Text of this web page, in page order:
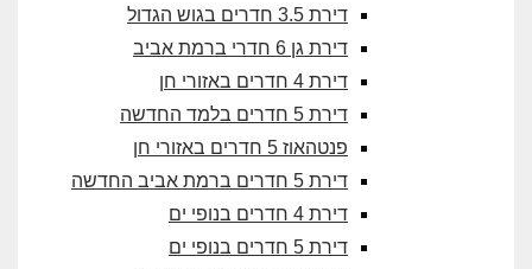
דירת 3.5 חדרים בגוש הגדול
דירת גן 6 חדרי ברמת אביב
דירת 4 חדרים באזורי חן
דירת 5 חדרים בלמד החדשה
פנטהאוז 5 חדרים באזורי חן
דירת 5 חדרים ברמת אביב החדשה
דירת 4 חדרים בנופי ים
דירת 5 חדרים בנופי ים